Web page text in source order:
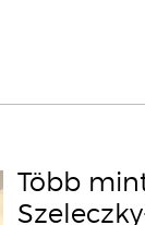
Több